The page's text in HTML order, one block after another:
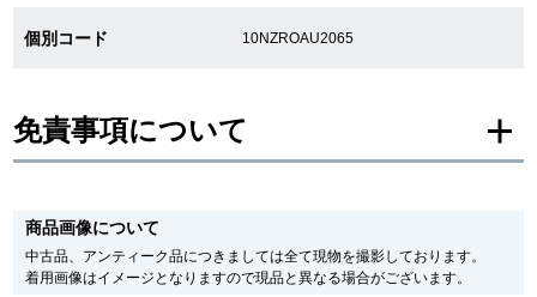
商品画像について
中古品、アンティーク品につきましては全て現物を撮影しております。
着用画像はイメージとなりますので現品と異なる場合がございます。
個別コード 10NZROAU2065
免責事項について
メーカー保護シールの有無に個体差がございますのでご了承下さいませ。
また、メーカーにてマイナーチェンジがなされる場合がございますが、在庫品
の仕様で販売させていただきますので予めご了承の程お願いいたします。
尚、中古品、アンティーク品につきましては現品を撮影しております。